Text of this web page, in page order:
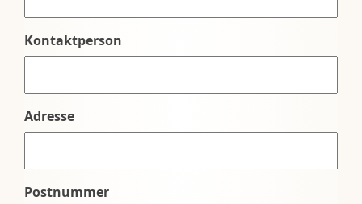
Kontaktperson
Adresse
Postnummer